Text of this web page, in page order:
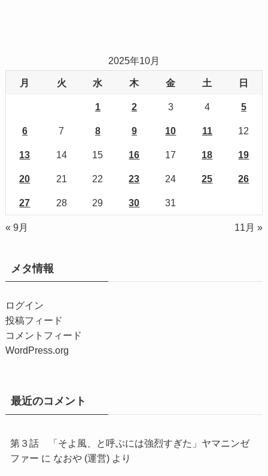
2025年10月
月 火 水 木 金 土 日
1 2 3 4 5
6 7 8 9 10 11 12
13 14 15 16 17 18 19
20 21 22 23 24 25 26
27 28 29 30 31
« 9月 11月 »
メタ情報
ログイン
投稿フィード
コメントフィード
WordPress.org
最近のコメント
第３話 「そよ風、と呼ぶには強烈すぎた」ヤマニンゼ
ファー に なおや (運営)より